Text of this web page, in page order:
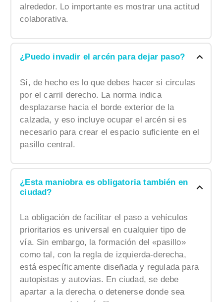
alrededor. Lo importante es mostrar una actitud
colaborativa.
¿Puedo invadir el arcén para dejar paso?
Sí, de hecho es lo que debes hacer si circulas
por el carril derecho. La norma indica
desplazarse hacia el borde exterior de la
calzada, y eso incluye ocupar el arcén si es
necesario para crear el espacio suficiente en el
pasillo central.
¿Esta maniobra es obligatoria también en
ciudad?
La obligación de facilitar el paso a vehículos
prioritarios es universal en cualquier tipo de
vía. Sin embargo, la formación del «pasillo»
como tal, con la regla de izquierda-derecha,
está específicamente diseñada y regulada para
autopistas y autovías. En ciudad, se debe
apartar a la derecha o detenerse donde sea